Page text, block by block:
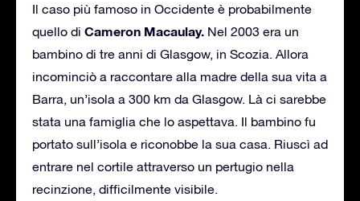
Il caso più famoso in Occidente è probabilmente
quello di Cameron Macaulay. Nel 2003 era un
bambino di tre anni di Glasgow, in Scozia. Allora
incominciò a raccontare alla madre della sua vita a
Barra, un’isola a 300 km da Glasgow. Là ci sarebbe
stata una famiglia che lo aspettava. Il bambino fu
portato sull’isola e riconobbe la sua casa. Riuscì ad
entrare nel cortile attraverso un pertugio nella
recinzione, difficilmente visibile.